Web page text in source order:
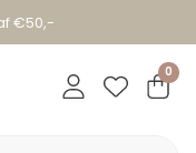
€50,-
0